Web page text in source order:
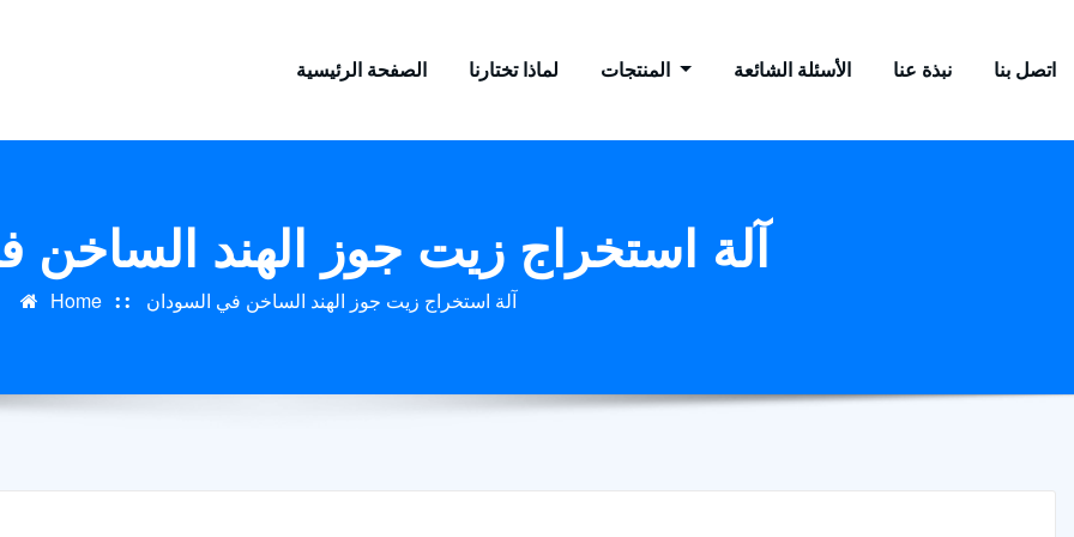
الصفحة الرئيسية لماذا تختارنا الأسئلة الشائعة نبذة عنا اتصل بنا
آلة استخراج زيت جوز الهند الساخن
Home آلة استخراج زيت جوز الهند الساخن في السودان